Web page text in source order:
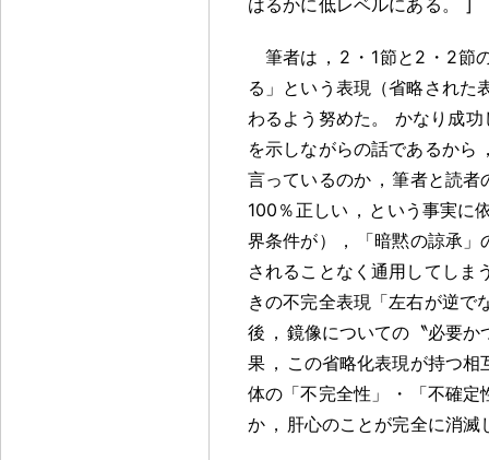
筆者は ， 2 ・ 1節と2 ・ 2節
る」という表現（省略された
わるよう努めた 。
かなり成功
を示しながらの話であるから
言っているのか ， 筆者と読者
100％正しい ， という事実に
界条件が）
，
「暗黙の諒承
されることなく通用してしま
きの不完全表現「左右が逆で
後 ， 鏡像についての〝必要か
果 ， この省略化表現が持つ
体の「不完全性」
・
「不確
か ， 肝心のことが完全に消